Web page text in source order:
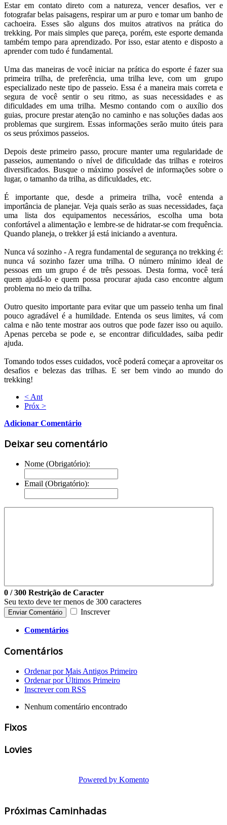
Estar em contato direto com a natureza, vencer desafios, ver e
fotografar belas paisagens, respirar um ar puro e tomar um banho de
cachoeira. Esses são alguns dos muitos atrativos na prática do
trekking. Por mais simples que pareça, porém, este esporte demanda
também tempo para aprendizado. Por isso, estar atento e disposto a
aprender com tudo é fundamental.
Uma das maneiras de você iniciar na prática do esporte é fazer sua
primeira trilha, de preferência, uma trilha leve, com um grupo
especializado neste tipo de passeio. Essa é a maneira mais correta e
segura de você sentir o seu ritmo, as suas necessidades e as
dificuldades em uma trilha. Mesmo contando com o auxílio dos
guias, procure prestar atenção no caminho e nas soluções dadas aos
problemas que surgirem. Essas informações serão muito úteis para
os seus próximos passeios.
Depois deste primeiro passo, procure manter uma regularidade de
passeios, aumentando o nível de dificuldade das trilhas e roteiros
diversificados. Busque o máximo possível de informações sobre o
lugar, o tamanho da trilha, as dificuldades, etc.
É importante que, desde a primeira trilha, você entenda a
importância de planejar. Veja quais serão as suas necessidades, faça
uma lista dos equipamentos necessários, escolha uma bota
confortável a alimentação e lembre-se de hidratar-se com frequência.
Quando planeja, o trekker já está iniciando a aventura.
Nunca vá sozinho - A regra fundamental de segurança no trekking é:
nunca vá sozinho fazer uma trilha. O número mínimo ideal de
pessoas em um grupo é de três pessoas. Desta forma, você terá
quem ajudá-lo e quem possa procurar ajuda caso encontre algum
problema no meio da trilha.
Outro quesito importante para evitar que um passeio tenha um final
pouco agradável é a humildade. Entenda os seus limites, vá com
calma e não tente mostrar aos outros que pode fazer isso ou aquilo.
Apenas perceba se pode e, se encontrar dificuldades, saiba pedir
ajuda.
Tomando todos esses cuidados, você poderá começar a aproveitar os
desafios e belezas das trilhas. E ser bem vindo ao mundo do
trekking!
< Ant
Próx >
Adicionar Comentário
Deixar seu comentário
Nome (Obrigatório):
Email (Obrigatório):
0 / 300 Restrição de Caracter
Seu texto deve ter menos de 300 caracteres
Enviar Comentário Inscrever
Comentários
Comentários
Ordenar por Mais Antigos Primeiro
Ordenar por Últimos Primeiro
Inscrever com RSS
Nenhum comentário encontrado
Fixos
Lovies
Powered by Komento
Próximas Caminhadas